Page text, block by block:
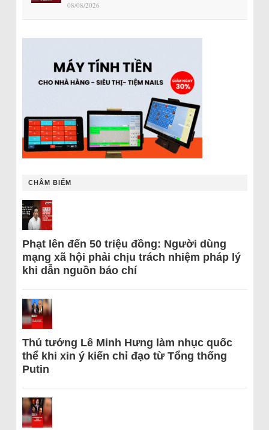
08/08/2026
CHÂM BIẾM
Phạt lên đến 50 triệu đồng: Người dùng
mạng xã hội phải chịu trách nhiệm pháp lý
khi dẫn nguồn báo chí
Thủ tướng Lê Minh Hưng làm nhục quốc
thể khi xin ý kiến chỉ đạo từ Tổng thống
Putin